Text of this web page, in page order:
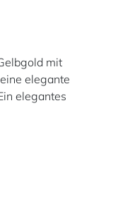
mit
elegante
elegantes